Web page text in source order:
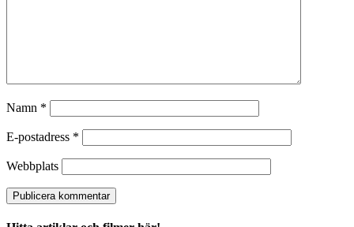
Namn *
E-postadress *
Webbplats